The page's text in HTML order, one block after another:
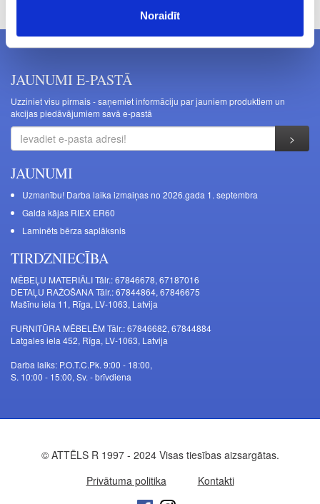
Noraidīt
JAUNUMI E-PASTĀ
Uzziniet visu pirmais - saņemiet informāciju par jauniem produktiem un
akcijas piedāvājumiem savā e-pastā
JAUNUMI
Uzmanību! Darba laika izmaiņas no 2026.gada 1. septembra
Galda kājas RIEX ER60
Laminēts bērza saplāksnis
TIRDZNIECĪBA
MĒBEĻU MATERIĀLI Tālr.: 67846678, 67187016
DETAĻU RAŽOŠANA Tālr.: 67844864, 67846675
Mašīnu iela 11, Rīga, LV-1063, Latvija
FURNITŪRA MĒBELĒM Tālr.: 67846682, 67844884
Latgales iela 452, Rīga, LV-1063, Latvija
Darba laiks: P.O.T.C.Pk. 9:00 - 18:00,
S. 10:00 - 15:00, Sv. - brīvdiena
© ATTĒLS R 1997 - 2024 Visas tiesības aizsargātas.
Privātuma politika
Kontakti